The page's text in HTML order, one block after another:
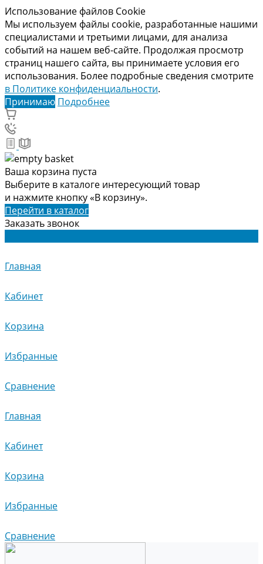
Использование файлов Cookie
Мы используем файлы cookie, разработанные нашими
специалистами и третьими лицами, для анализа
событий на нашем веб-сайте. Продолжая просмотр
страниц нашего сайта, вы принимаете условия его
использования. Более подробные сведения смотрите
в Политике конфиденциальности.
Принимаю Подробнее
Ваша корзина пуста
Выберите в каталоге интересующий товар
и нажмите кнопку «В корзину».
Перейти в каталог
Заказать звонок
Главная
Кабинет
Корзина
Избранные
Сравнение
Главная
Кабинет
Корзина
Избранные
Сравнение